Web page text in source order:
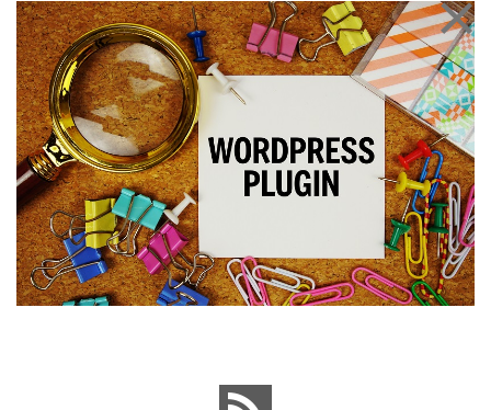
いですか？月曜から日曜
日まで購入を決めるのに
悩む事や、月曜日は仕事
が忙しいから購入しない
な